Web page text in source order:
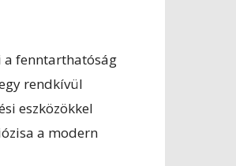
a fenntarthatóság
rendkívül
eszközökkel
a modern